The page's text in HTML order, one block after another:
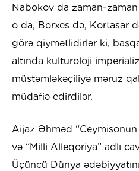
Nabokov da zaman-zaman
o da, Borxes də, Kortasar
görə qiymətlidirlər ki,
altında kulturoloji
müstəmləkəçiliyə məruz
müdafiə edirdilər.
Aijaz Əhməd
və “Milli Alleqoriya” adlı
Üçüncü Dünya